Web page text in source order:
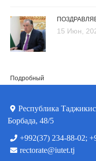
15 Июн,
Подробный
Республика
Борбада, 48/5
+992(37) 234-88-02;
rectorate@iutet.tj